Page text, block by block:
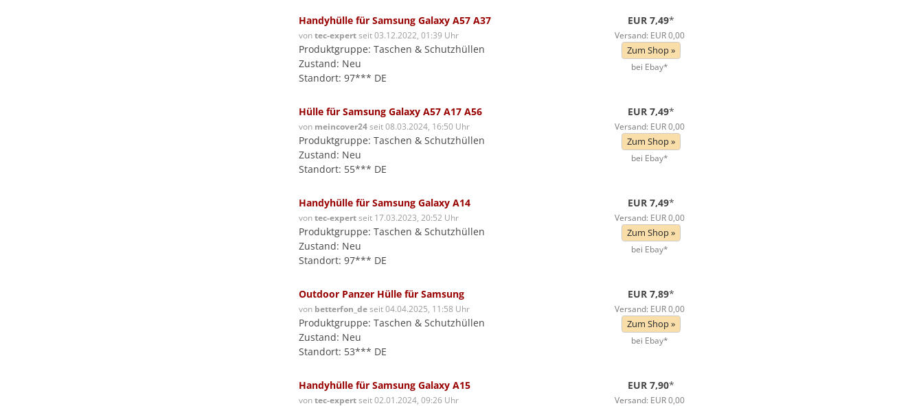
Handyhülle für Samsung Galaxy A57 A37
vontec-expertseit 03.12.2022, 01:39 Uhr
Produktgruppe: Taschen & Schutzhüllen
Zustand: Neu
Standort: 97*** DE
EUR 7,49*
Versand: EUR 0,00
Zum Shop »
bei Ebay*
Hülle für Samsung Galaxy A57 A17 A56
von meincover24seit 08.03.2024, 16:50 Uhr
Produktgruppe: Taschen & Schutzhüllen
Zustand: Neu
Standort: 55*** DE
EUR 7,49*
Versand: EUR 0,00
Zum Shop »
bei Ebay*
Handyhülle für Samsung Galaxy A14
vontec-expertseit 17.03.2023, 20:52 Uhr
Produktgruppe: Taschen & Schutzhüllen
Zustand: Neu
Standort: 97*** DE
EUR 7,49*
Versand: EUR 0,00
Zum Shop »
bei Ebay*
Outdoor Panzer Hülle für Samsung
von betterfon_deseit 04.04.2025, 11:58 Uhr
Produktgruppe: Taschen & Schutzhüllen
Zustand: Neu
Standort: 53*** DE
EUR 7,89*
Versand: EUR 0,00
Zum Shop »
bei Ebay*
Handyhülle für Samsung Galaxy A15
vontec-expertseit 02.01.2024, 09:26 Uhr
EUR 7,90*
Versand: EUR 0,00